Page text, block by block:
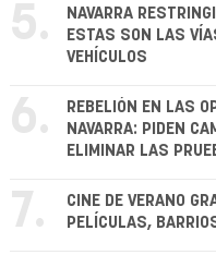
5.
NAVARRA
ESTAS SON LAS
VEHÍCULOS
6.
REBELIÓN EN LAS
NAVARRA: PIDEN
ELIMINAR LAS
7.
CINE DE VERANO
PELÍCULAS,